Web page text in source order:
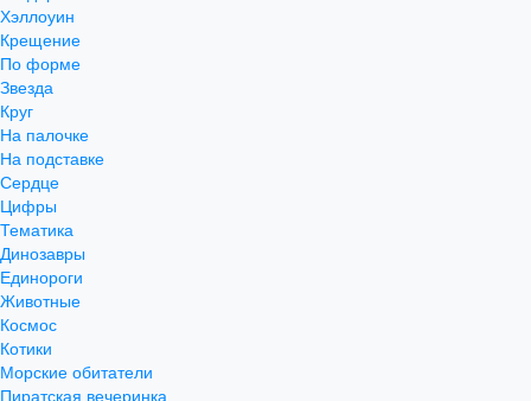
Хэллоуин
Крещение
По форме
Звезда
Круг
На палочке
На подставке
Сердце
Цифры
Тематика
Динозавры
Единороги
Животные
Космос
Котики
Морские обитатели
Пиратская вечеринка